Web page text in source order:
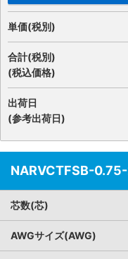
単価(税別)
合計(税別)
(税込価格)
出荷日
(参考出荷日)
NARVCTFSB-
芯数(芯)
AWGサイズ(AWG)